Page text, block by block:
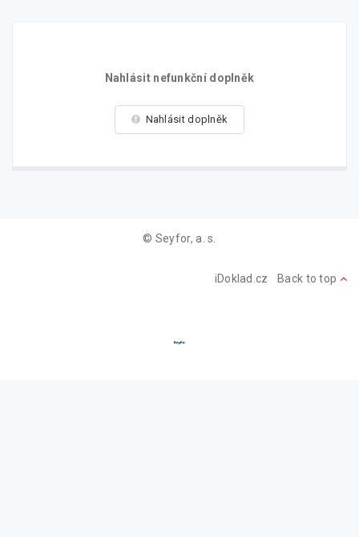
Nahlásit nefunkční doplněk
Nahlásit doplněk
© Seyfor, a. s.
iDoklad.cz Back to top